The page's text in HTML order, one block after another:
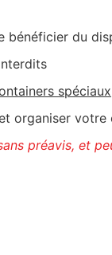
du
spéciaux
organiser
préavis, et